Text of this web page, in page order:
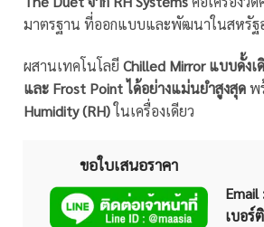
มาตรฐาน ที่ออกแบบและพัฒนาในสหรัฐอ
ผสานเทคโนโลยี Chilled Mirror แบบดั้งเ
และ Frost Point ได้อย่างแม่นยำสูงสุดพ
Humidity (RH)ในเครื่องเดียว
ขอใบเสนอราคา
Email
เบอร์